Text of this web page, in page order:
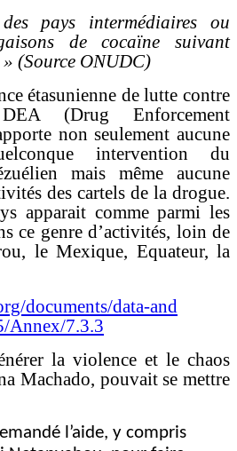
pays intermédiaires ou
de cocaïne suivant
(Source ONUDC)
étasunienne de lutte contre
(Drug Enforcement
non seulement aucune
intervention du
mais même aucune
des cartels de la drogue.
apparait comme parmi les
ce genre d’activités, loin de
le Mexique, Equateur, la
documents/data-and
Annex/7.3.3
la violence et le chaos
Machado, pouvait se mettre
l’aide, y compris